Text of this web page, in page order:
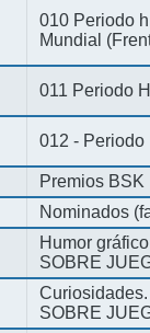
010 Periodo
Mundial
011 Periodo
012 - Periodo
Premios BSK
Nominados
Humor
SOBRE
SOBRE